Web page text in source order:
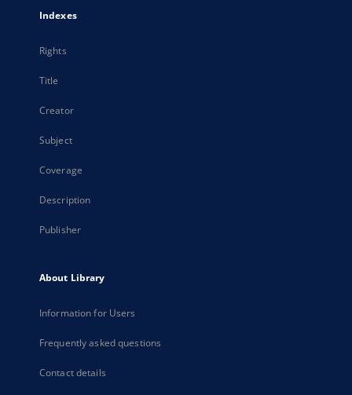
Indexes
Rights
Title
Creator
Subject
Coverage
Description
Publisher
About Library
Information for Users
Frequently asked questions
Contact details